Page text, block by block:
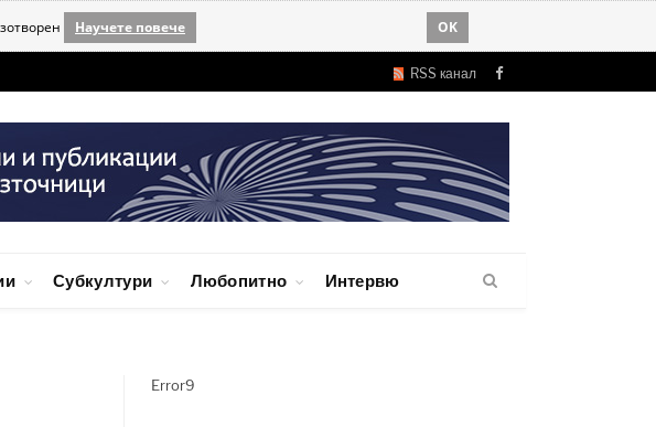
Научете повече OK
RSS канал Facebook
Субкултури Любопитно Интервю
Error9